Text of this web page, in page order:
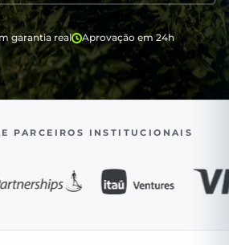
garantia real
Aprovação em 24h
PARCEIROS INSTITUCIONAIS